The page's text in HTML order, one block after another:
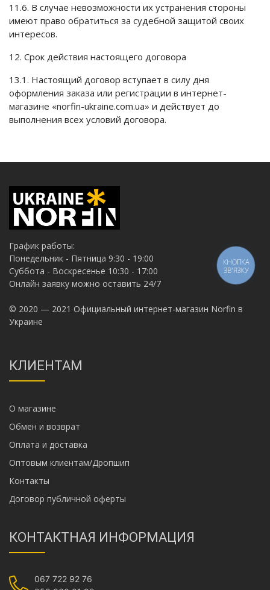
11.6. В случае невозможности их устранения стороны
имеют право обратиться за судебной защитой своих
интересов.
12. Срок действия настоящего договора
13.1. Настоящий договор вступает в силу дня
оформления заказа или регистрации в интернет-
магазине «norfin-ukraine.com.ua» и действует до
выполнения всех условий договора.
График работы:
Понедельник - Пятница 9:30 - 19:00
Суббота - Воскресенье 10:30 - 17:00
Онлайн заявку можно оставить 24/7
© 2020 — 2021 Официальный интернет-магазин Norfin в
Украине
КЛИЕНТАМ
О магазине
Обмен и возврат
Оплата и доставка
Оптовым клиентам/Дропшип
Контакты
Договор публичной оферты
КОНТАКТНАЯ ИНФОРМАЦИЯ
067 722 92 76
КНОПКА
ЗВ'ЯЗКУ